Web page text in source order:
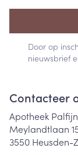
Door op
nieuwsbrief
Contacteer
Apotheek Palfijn
Meylandtlaan
3550 Heusden-